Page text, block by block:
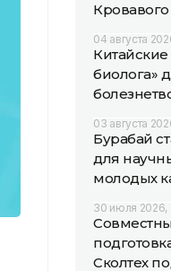
04 августа
биолога»
03 августа
Бурабай
для
молодых
30 июля 2026,
Сколтех